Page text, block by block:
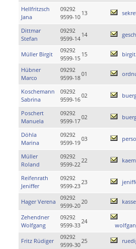
Hellfritzsch
Jana
09292
9599-10
13
Dittmar
Stefan
09292
9599-14
14
Müller Birgit
09292
9599-15
15
Hübner
Marco
09292
9599-18
01
Koschemann
Sabrina
09292
9599-16
02
Poschert
Manuela
09292
9599-17
02
Döhla
Marina
09292
9599-19
03
Müller
Roland
09292
9599-22
22
Reifenrath
Jeniffer
09292
9599-23
23
Hager Verena
09292
9599-20
20
Zehendner
Wolfgang
09292
9599-33
24
Fritz Rüdiger
09292
9599-30
25